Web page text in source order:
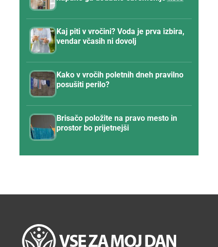
Kaj piti v vročini? Voda je prva izbira,
vendar včasih ni dovolj
Kako v vročih poletnih dneh pravilno
posušiti perilo?
Brisačo položite na pravo mesto in
prostor bo prijetnejši